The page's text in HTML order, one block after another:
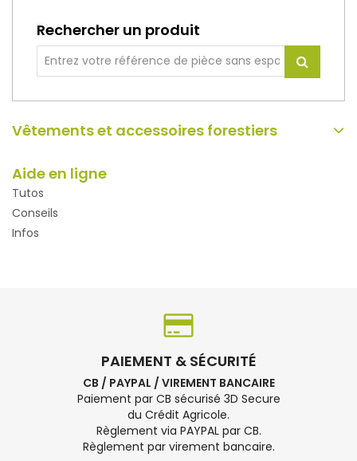
Rechercher un produit
Vêtements et accessoires forestiers
Aide en ligne
Tutos
Conseils
Infos
PAIEMENT & SÉCURITÉ
CB / PAYPAL / VIREMENT BANCAIRE
Paiement par CB sécurisé 3D Secure
du Crédit Agricole.
Règlement via PAYPAL par CB.
Règlement par virement bancaire.